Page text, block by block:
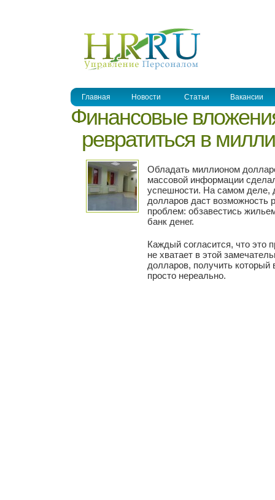
Главная Новости Статьи Вакансии
Финансовые
превратиться в
Обладать миллионом
массовой информации
успешности. На самом деле,
долларов даст возможность
проблем: обзавестись
банк денег.
Каждый согласится, что это
не хватает в этой
долларов, получить который
просто нереально.